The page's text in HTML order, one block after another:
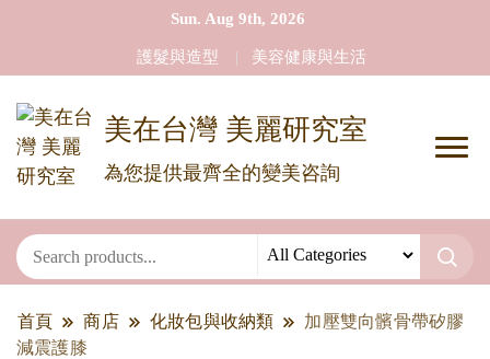
Sun. Aug 9th, 2026
護髮與造型 美容健康與生活
美在台灣 美麗研究室
為您提供最齊全的變美咨詢
首頁 商店 化妝包與收納類
加壓雙向髕骨帶矽膠
減震護膝